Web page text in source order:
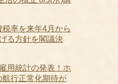
率を来年4月から
る方針を閣議決
用統計の発表！ホ
航行正常化期待が